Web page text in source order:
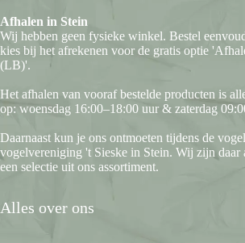
Afhalen in Stein
Wij hebben geen fysieke winkel. Bestel
kies bij het afrekenen voor de gratis optie
(LB)'.
Het afhalen van vooraf bestelde producten is
op: woensdag 16:00–18:00 uur & zaterdag
Daarnaast kun je ons ontmoeten tijdens de
vogelvereniging 't Sieske in Stein. Wij zijn daar
een selectie uit ons assortiment.
Alles over ons